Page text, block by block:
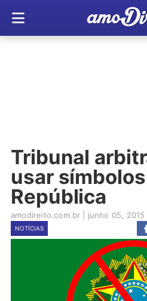
Tribunal
usar
República
amodireito.com.br junho 05, 2015
NOTÍCIAS